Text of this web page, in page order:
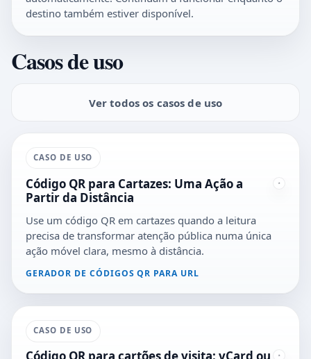
destino também estiver disponível.
Casos de uso
Ver todos os casos de uso
CASO DE USO
Código QR para Cartazes: Uma Ação a
Partir da Distância
Use um código QR em cartazes quando a leitura
precisa de transformar atenção pública numa única
ação móvel clara, mesmo à distância.
GERADOR DE CÓDIGOS QR PARA URL
CASO DE USO